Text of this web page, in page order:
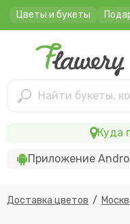
Цветы и букеты
Найти букеты,
Приложение
Куда
Доставка цветов /